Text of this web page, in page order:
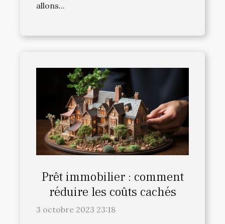
allons...
Prêt immobilier : comment
réduire les coûts cachés
3 octobre 2023 23:18